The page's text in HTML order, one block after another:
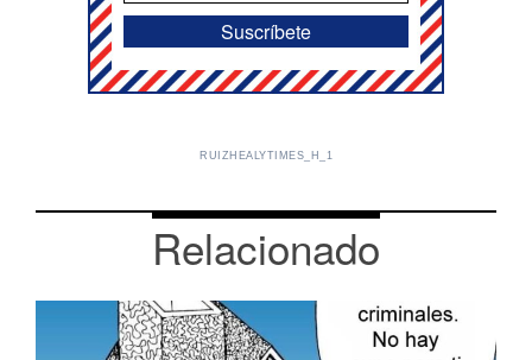
RUIZHEALYTIMES_H_1
Relacionado